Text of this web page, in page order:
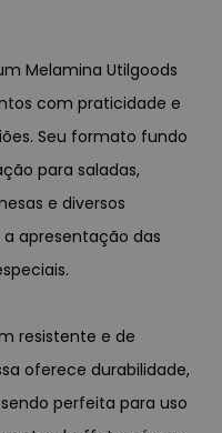
Melamina Utilgoods
com praticidade e
Seu formato fundo
para saladas,
e diversos
apresentação das
resistente e de
oferece durabilidade,
perfeita para uso